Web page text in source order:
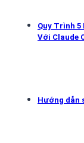
Quy Trình
Với Claude
Hướng dẫn